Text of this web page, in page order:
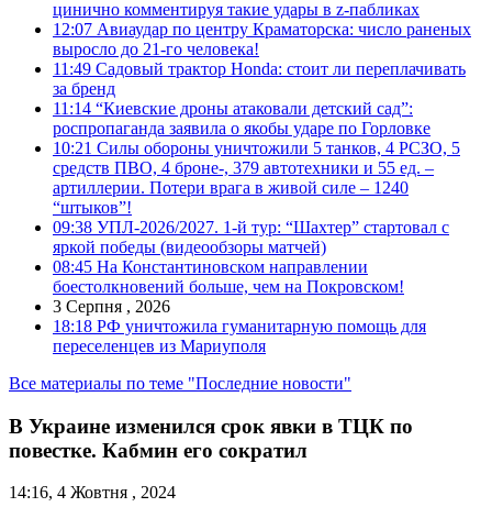
цинично комментируя такие удары в z-пабликах
12:07 Авиаудар по центру Краматорска: число раненых
выросло до 21-го человека!
11:49 Садовый трактор Honda: стоит ли переплачивать
за бренд
11:14 “Киевские дроны атаковали детский сад”:
роспропаганда заявила о якобы ударе по Горловке
10:21 Силы обороны уничтожили 5 танков, 4 РСЗО, 5
средств ПВО, 4 броне-, 379 автотехники и 55 ед. –
артиллерии. Потери врага в живой силе – 1240
“штыков”!
09:38 УПЛ-2026/2027. 1-й тур: “Шахтер” стартовал с
яркой победы (видеообзоры матчей)
08:45 На Константиновском направлении
боестолкновений больше, чем на Покровском!
3 Серпня , 2026
18:18 РФ уничтожила гуманитарную помощь для
переселенцев из Мариуполя
Все материалы по теме "Последние новости"
В Украине изменился срок явки в ТЦК по
повестке. Кабмин его сократил
14:16, 4 Жовтня , 2024